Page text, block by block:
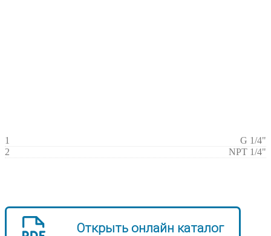
1
G 1/4"
2
NPT 1/4"
Открыть онлайн каталог